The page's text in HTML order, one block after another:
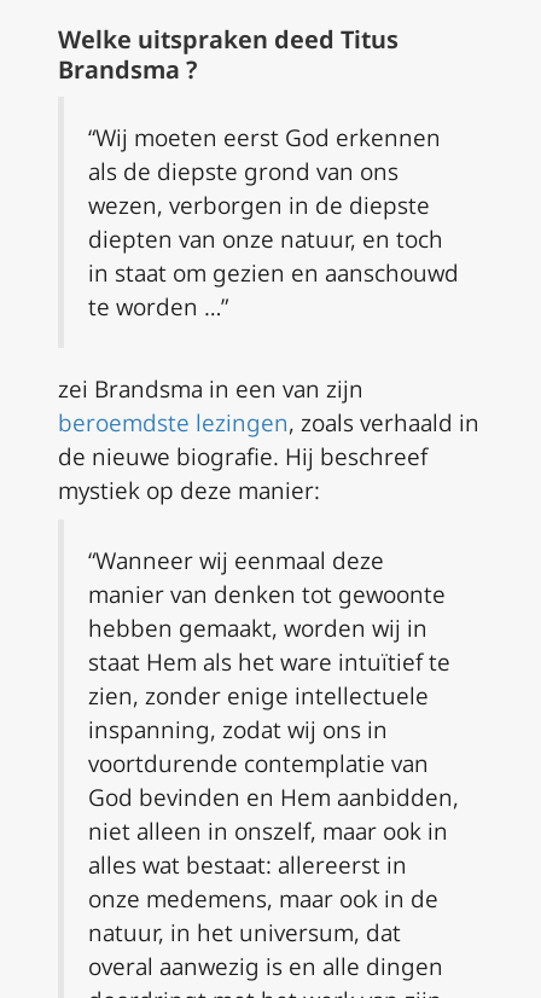
Welke uitspraken deed Titus
Brandsma ?
“Wij moeten eerst God erkennen
als de diepste grond van ons
wezen, verborgen in de diepste
diepten van onze natuur, en toch
in staat om gezien en aanschouwd
te worden …”
zei Brandsma in een van zijn
beroemdste lezingen, zoals verhaald in
de nieuwe biografie. Hij beschreef
mystiek op deze manier:
“Wanneer wij eenmaal deze
manier van denken tot gewoonte
hebben gemaakt, worden wij in
staat Hem als het ware intuïtief te
zien, zonder enige intellectuele
inspanning, zodat wij ons in
voortdurende contemplatie van
God bevinden en Hem aanbidden,
niet alleen in onszelf, maar ook in
alles wat bestaat: allereerst in
onze medemens, maar ook in de
natuur, in het universum, dat
overal aanwezig is en alle dingen